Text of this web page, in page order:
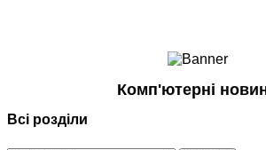
Смартфони
Периферія
Комп'ютерні
Всі розділи